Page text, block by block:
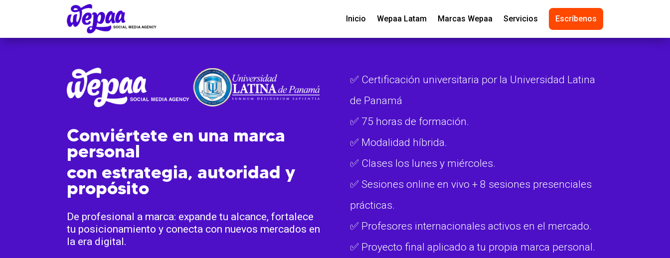
Inicio Wepaa Latam Marcas Wepaa Servicios Escríbenos
Conviértete en una marca
personal
con estrategia, autoridad y
propósito
De profesional a marca: expande tu alcance, fortalece
tu posicionamiento y conecta con nuevos mercados en
la era digital.
✅ Certificación universitaria por la Universidad Latina
de Panamá
✅ 75 horas de formación.
✅ Modalidad híbrida.
✅ Clases los lunes y miércoles.
✅ Sesiones online en vivo + 8 sesiones presenciales
prácticas.
✅ Profesores internacionales activos en el mercado.
✅ Proyecto final aplicado a tu propia marca personal.